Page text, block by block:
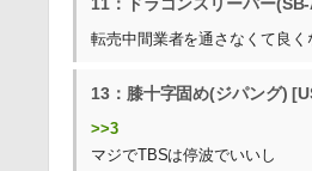
11：ドラゴンスリーパー
転売中間業者を通さなくて良く
13：膝十字固め(ジパング)
>>3
マジでTBSは停波でいいし